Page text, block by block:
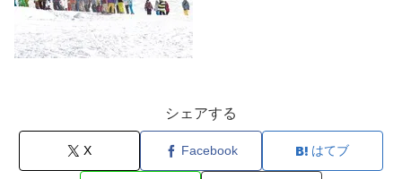
シェアする
X Facebook はてブ